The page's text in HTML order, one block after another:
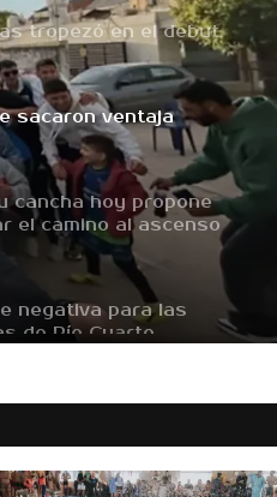
tropezó en el debut
sacaron ventaja
cancha hoy propone
el camino al ascenso
negativa para las
de Río Cuarto